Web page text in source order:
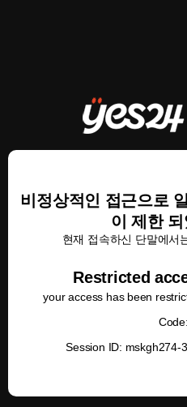
비정상적인 접근으로
이 제한
현재 접속하신 단말에서
Restricted
your access has been
Session ID: mskgh274-